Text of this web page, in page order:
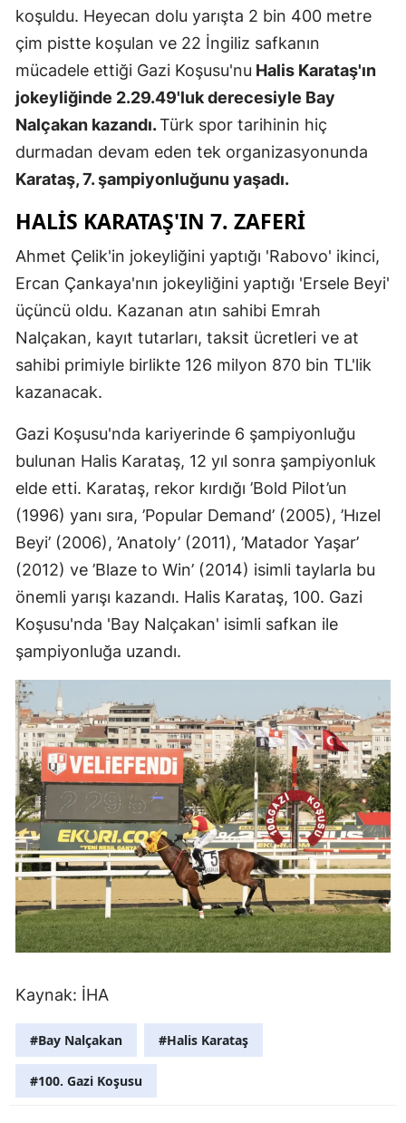
Eskişehir
Giresun
Hatay
Isparta
Mersin
İstanbul
Kars
Kastamonu
Kayseri
Kırşehir
Kocaeli
Kütahya
Malatya
Manisa
Mardin
Muğla
Muş
koşuldu. Heyecan dolu yarışta 2 bin 400 metre
çim pistte koşulan ve 22 İngiliz safkanın
mücadele ettiği Gazi Koşusu'nu Halis Karataş'ın
jokeyliğinde 2.29.49'luk derecesiyle Bay
Nalçakan kazandı.Türk spor tarihinin hiç
durmadan devam eden tek organizasyonunda
Karataş, 7. şampiyonluğunu yaşadı.
HALIS KARATAŞ'IN 7. ZAFERI
Ahmet Çelik'in jokeyliğini yaptığı 'Rabovo' ikinci,
Ercan Çankaya'nın jokeyliğini yaptığı 'Ersele Beyi'
üçüncü oldu. Kazanan atın sahibi Emrah
Nalçakan, kayıt tutarları, taksit ücretleri ve at
sahibi primiyle birlikte 126 milyon 870 bin TL'lik
kazanacak.
Gazi Koşusu'nda kariyerinde 6 şampiyonluğu
bulunan Halis Karataş, 12 yıl sonra şampiyonluk
elde etti. Karataş, rekor kırdığı ’Bold Pilot’un
(1996) yanı sıra, ’Popular Demand’ (2005), ’Hızel
Beyi’ (2006), ’Anatoly’ (2011), ’Matador Yaşar’
(2012) ve ’Blaze to Win’ (2014) isimli taylarla bu
önemli yarışı kazandı. Halis Karataş, 100. Gazi
Koşusu'nda 'Bay Nalçakan' isimli safkan ile
şampiyonluğa uzandı.
Kaynak: İHA
#Bay Nalçakan #Halis Karataş
#100. Gazi Koşusu